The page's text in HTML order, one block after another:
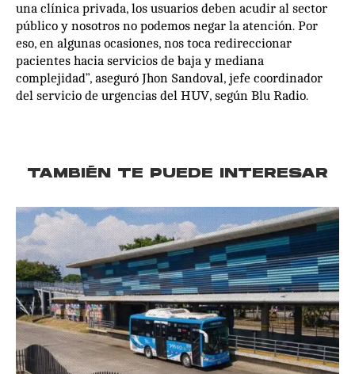
una clínica privada, los usuarios deben acudir al sector
público y nosotros no podemos negar la atención. Por
eso, en algunas ocasiones, nos toca redireccionar
pacientes hacia servicios de baja y mediana
complejidad”, aseguró Jhon Sandoval, jefe coordinador
del servicio de urgencias del HUV, según Blu Radio.
TAMBIÉN TE PUEDE INTERESAR